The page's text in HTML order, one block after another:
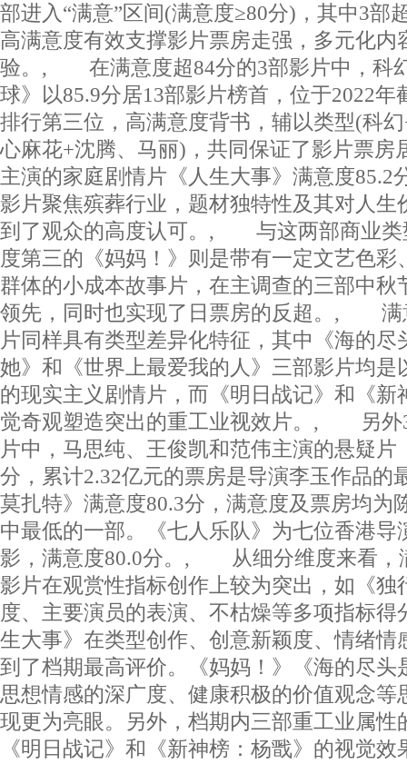
部进入“满意”区间(满意度≥80分)，其中3部
高满意度有效支撑影片票房走强，多元化内
验。, 在满意度超84分的3部影片中，科
球》以85.9分居13部影片榜首，位于2022年
排行第三位，高满意度背书，辅以类型(科
心麻花+沈腾、马丽)，共同保证了影片票房
主演的家庭剧情片《人生大事》满意度85.2
影片聚焦殡葬行业，题材独特性及其对人生
到了观众的高度认可。, 与这两部商业类
度第三的《妈妈！》则是带有一定文艺色彩
群体的小成本故事片，在主调查的三部中秋
领先，同时也实现了日票房的反超。, 满
片同样具有类型差异化特征，其中《海的尽
她》和《世界上最爱我的人》三部影片均是
的现实主义剧情片，而《明日战记》和《新
觉奇观塑造突出的重工业视效片。, 另外
片中，马思纯、王俊凯和范伟主演的悬疑片
分，累计2.32亿元的票房是导演李玉作品的
莫扎特》满意度80.3分，满意度及票房均为
中最低的一部。《七人乐队》为七位香港导
影，满意度80.0分。, 从细分维度来看，
影片在观赏性指标创作上较为突出，如《独
度、主要演员的表演、不枯燥等多项指标得
生大事》在类型创作、创意新颖度、情绪情
到了档期最高评价。《妈妈！》《海的尽头
思想情感的深广度、健康积极的价值观念等
现更为亮眼。另外，档期内三部重工业属性
《明日战记》和《新神榜：杨戬》的视觉